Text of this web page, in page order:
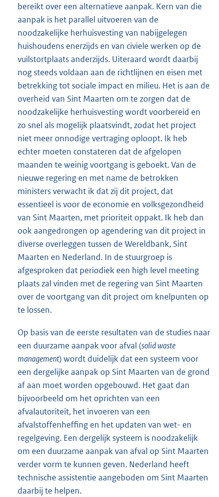
bereikt over een alternatieve aanpak. Kern van die
aanpak is het parallel uitvoeren van de
noodzakelijke herhuisvesting van nabijgelegen
huishoudens enerzijds en van civiele werken op de
vuilstortplaats anderzijds. Uiteraard wordt daarbij
nog steeds voldaan aan de richtlijnen en eisen met
betrekking tot sociale impact en milieu. Het is aan de
overheid van Sint Maarten om te zorgen dat de
noodzakelijke herhuisvesting wordt voorbereid en
zo snel als mogelijk plaatsvindt, zodat het project
niet meer onnodige vertraging oploopt. Ik heb
echter moeten constateren dat de afgelopen
maanden te weinig voortgang is geboekt. Van de
nieuwe regering en met name de betrokken
ministers verwacht ik dat zij dit project, dat
essentieel is voor de economie en volksgezondheid
van Sint Maarten, met prioriteit oppakt. Ik heb dan
ook aangedrongen op agendering van dit project in
diverse overleggen tussen de Wereldbank, Sint
Maarten en Nederland. In de stuurgroep is
afgesproken dat periodiek een high level meeting
plaats zal vinden met de regering van Sint Maarten
over de voortgang van dit project om knelpunten op
te lossen.
Op basis van de eerste resultaten van de studies naar
een duurzame aanpak voor afval (solid waste
management) wordt duidelijk dat een systeem voor
een dergelijke aanpak op Sint Maarten van de grond
af aan moet worden opgebouwd. Het gaat dan
bijvoorbeeld om het oprichten van een
afvalautoriteit, het invoeren van een
afvalstoffenheffing en het updaten van wet- en
regelgeving. Een dergelijk systeem is noodzakelijk
om een duurzame aanpak van afval op Sint Maarten
verder vorm te kunnen geven. Nederland heeft
technische assistentie aangeboden om Sint Maarten
daarbij te helpen.